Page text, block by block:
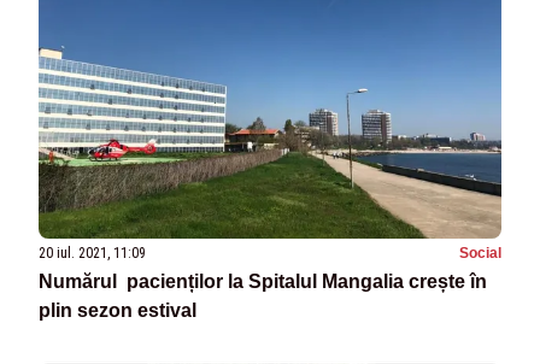
20 iul. 2021, 11:09 Social
Numărul pacienților la Spitalul Mangalia crește în
plin sezon estival